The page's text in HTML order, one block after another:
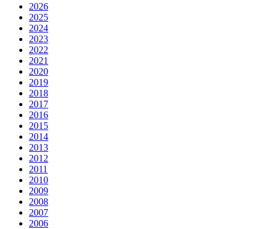
2026
2025
2024
2023
2022
2021
2020
2019
2018
2017
2016
2015
2014
2013
2012
2011
2010
2009
2008
2007
2006